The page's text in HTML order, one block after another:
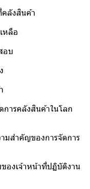
ลังสินค้า
หลือ
อบ
ารคลังสินค้าในโลก
สำคัญของการจัดการ
งเจ้าหน้าที่ปฏิบัติงาน